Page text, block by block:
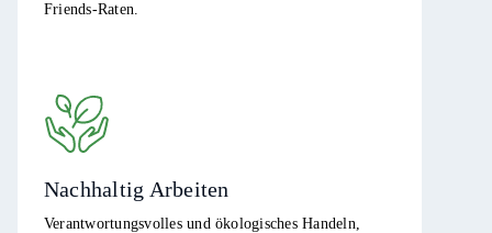
Friends-Raten.
Nachhaltig Arbeiten
Verantwortungsvolles und ökologisches Handeln,